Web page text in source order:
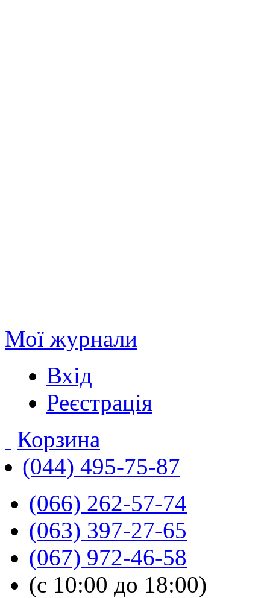
Мої журнали
Вхід
Реєстрація
Корзина
(044) 495-75-87
(066) 262-57-74
(063) 397-27-65
(067) 972-46-58
(с 10:00 до 18:00)